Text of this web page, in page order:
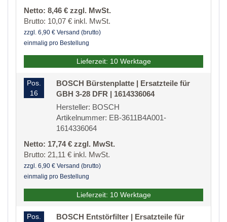
Netto: 8,46 € zzgl. MwSt.
Brutto: 10,07 € inkl. MwSt.
zzgl. 6,90 € Versand (brutto)
einmalig pro Bestellung
Lieferzeit: 10 Werktage
Pos.
16
BOSCH Bürstenplatte | Ersatzteile für
GBH 3-28 DFR | 1614336064
Hersteller: BOSCH
Artikelnummer: EB-3611B4A001-
1614336064
Netto: 17,74 € zzgl. MwSt.
Brutto: 21,11 € inkl. MwSt.
zzgl. 6,90 € Versand (brutto)
einmalig pro Bestellung
Lieferzeit: 10 Werktage
Pos.
BOSCH Entstörfilter | Ersatzteile für